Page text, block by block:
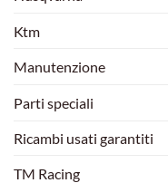
Ktm
Manutenzione
Parti speciali
Ricambi usati garantiti
TM Racing